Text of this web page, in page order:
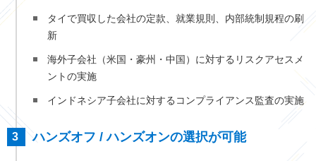
タイで買収した会社の定款、就業規則、内部統制規程の刷
新
海外子会社（米国・豪州・中国）に対するリスクアセスメ
ントの実施
インドネシア子会社に対するコンプライアンス監査の実施
ハンズオフ / ハンズオンの選択が可能